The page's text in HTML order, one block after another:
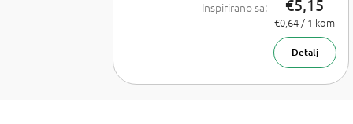
Inspirirano sa:
Mademoiselle,
€5,15
Izmjeri
cijenu:
€0,64 / 1 kom
Detalj